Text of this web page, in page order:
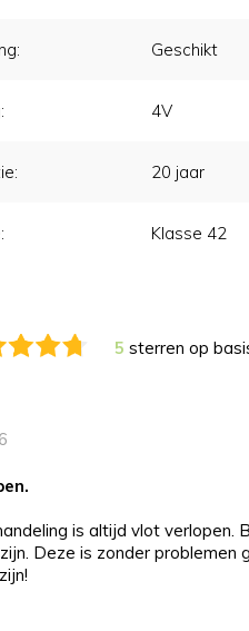
Geschikt
4V
20 jaar
Klasse 42
5 sterren op
is altijd vlot verlopen.
Deze is zonder problemen